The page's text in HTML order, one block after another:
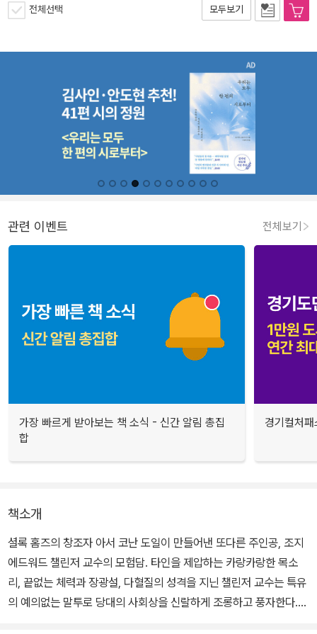
전체선택 모두보기
관련 이벤트 전체보기
가장 빠르게 받아보는 책 소식 - 신간 알림 총집
합
경기컬처
책소개
셜록 홈즈의 창조자 아서 코난 도일이 만들어낸 또다른 주인공, 조지
에드워드 챌린저 교수의 모험담. 타인을 제압하는 카랑카랑한 목소
리, 끝없는 체력과 장광설, 다혈질의 성격을 지닌 챌린저 교수는 특유
의 예의없는 말투로 당대의 사회상을 신랄하게 조롱하고 풍자한다.